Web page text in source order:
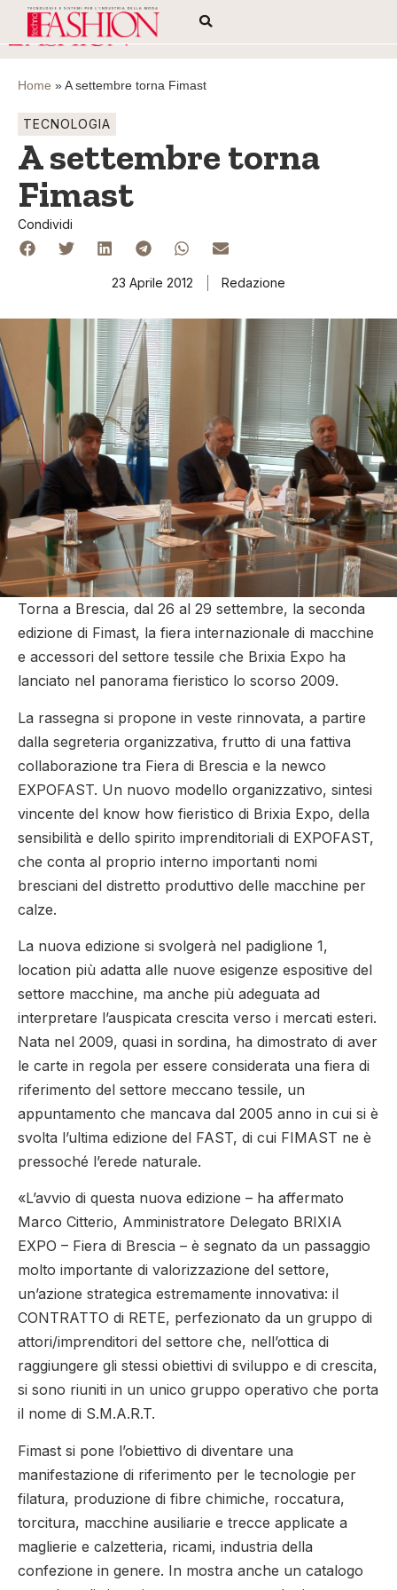
Home »A settembre torna Fimast
TECNOLOGIA
A settembre torna
Fimast
Condividi
23 Aprile 2012 Redazione
Torna a Brescia, dal 26 al 29 settembre, la seconda
edizione di Fimast, la fiera internazionale di macchine
e accessori del settore tessile che Brixia Expo ha
lanciato nel panorama fieristico lo scorso 2009.
La rassegna si propone in veste rinnovata, a partire
dalla segreteria organizzativa, frutto di una fattiva
collaborazione tra Fiera di Brescia e la newco
EXPOFAST. Un nuovo modello organizzativo, sintesi
vincente del know how fieristico di Brixia Expo, della
sensibilità e dello spirito imprenditoriali di EXPOFAST,
che conta al proprio interno importanti nomi
bresciani del distretto produttivo delle macchine per
calze.
La nuova edizione si svolgerà nel padiglione 1,
location più adatta alle nuove esigenze espositive del
settore macchine, ma anche più adeguata ad
interpretare l’auspicata crescita verso i mercati esteri.
Nata nel 2009, quasi in sordina, ha dimostrato di aver
le carte in regola per essere considerata una fiera di
riferimento del settore meccano tessile, un
appuntamento che mancava dal 2005 anno in cui si è
svolta l’ultima edizione del FAST, di cui FIMAST ne è
pressoché l’erede naturale.
«L’avvio di questa nuova edizione – ha affermato
Marco Citterio, Amministratore Delegato BRIXIA
EXPO – Fiera di Brescia – è segnato da un passaggio
molto importante di valorizzazione del settore,
un’azione strategica estremamente innovativa: il
CONTRATTO di RETE, perfezionato da un gruppo di
attori/imprenditori del settore che, nell’ottica di
raggiungere gli stessi obiettivi di sviluppo e di crescita,
si sono riuniti in un unico gruppo operativo che porta
il nome di S.M.A.R.T.
Fimast si pone l’obiettivo di diventare una
manifestazione di riferimento per le tecnologie per
filatura, produzione di fibre chimiche, roccatura,
torcitura, macchine ausiliarie e trecce applicate a
maglierie e calzetteria, ricami, industria della
confezione in genere. In mostra anche un catalogo